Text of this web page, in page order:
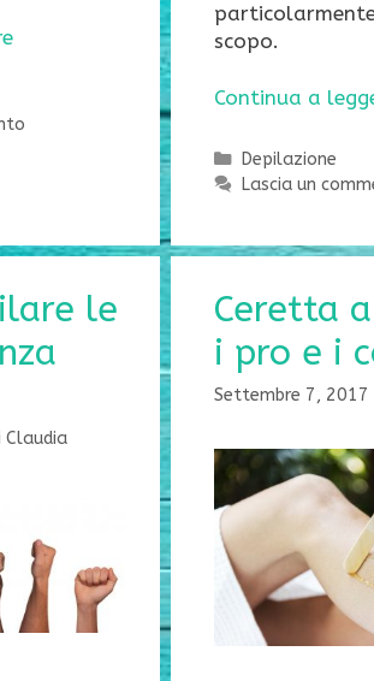
scopo.
Continua a
Categorie
Depilazione
Lascia un
le
Claudia
Ceretta
i pro e i
Settembre 7, 2017